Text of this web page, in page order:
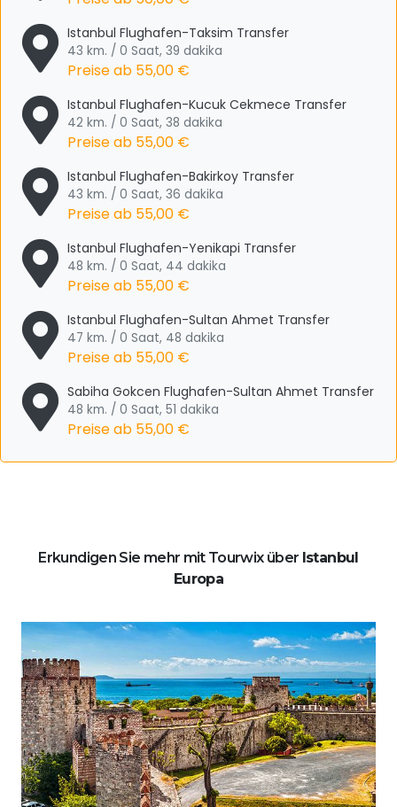
Istanbul Flughafen-Taksim Transfer
43 km. / 0 Saat, 39 dakika
Preise ab 55,00 €
Istanbul Flughafen-Kucuk Cekmece Transfer
42 km. / 0 Saat, 38 dakika
Preise ab 55,00 €
Istanbul Flughafen-Bakirkoy Transfer
43 km. / 0 Saat, 36 dakika
Preise ab 55,00 €
Istanbul Flughafen-Yenikapi Transfer
48 km. / 0 Saat, 44 dakika
Preise ab 55,00 €
Istanbul Flughafen-Sultan Ahmet Transfer
47 km. / 0 Saat, 48 dakika
Preise ab 55,00 €
Sabiha Gokcen Flughafen-Sultan Ahmet Transfer
48 km. / 0 Saat, 51 dakika
Preise ab 55,00 €
Erkundigen Sie mehr mit Tourwix über Istanbul
Europa